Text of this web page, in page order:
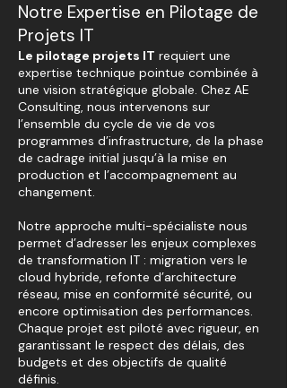
Notre Expertise en Pilotage de
Projets IT
Le pilotage projets IT requiert une
expertise technique pointue combinée à
une vision stratégique globale. Chez AE
Consulting, nous intervenons sur
l’ensemble du cycle de vie de vos
programmes d’infrastructure, de la phase
de cadrage initial jusqu’à la mise en
production et l’accompagnement au
changement.
Notre approche multi-spécialiste nous
permet d’adresser les enjeux complexes
de transformation IT : migration vers le
cloud hybride, refonte d’architecture
réseau, mise en conformité sécurité, ou
encore optimisation des performances.
Chaque projet est piloté avec rigueur, en
garantissant le respect des délais, des
budgets et des objectifs de qualité
définis.